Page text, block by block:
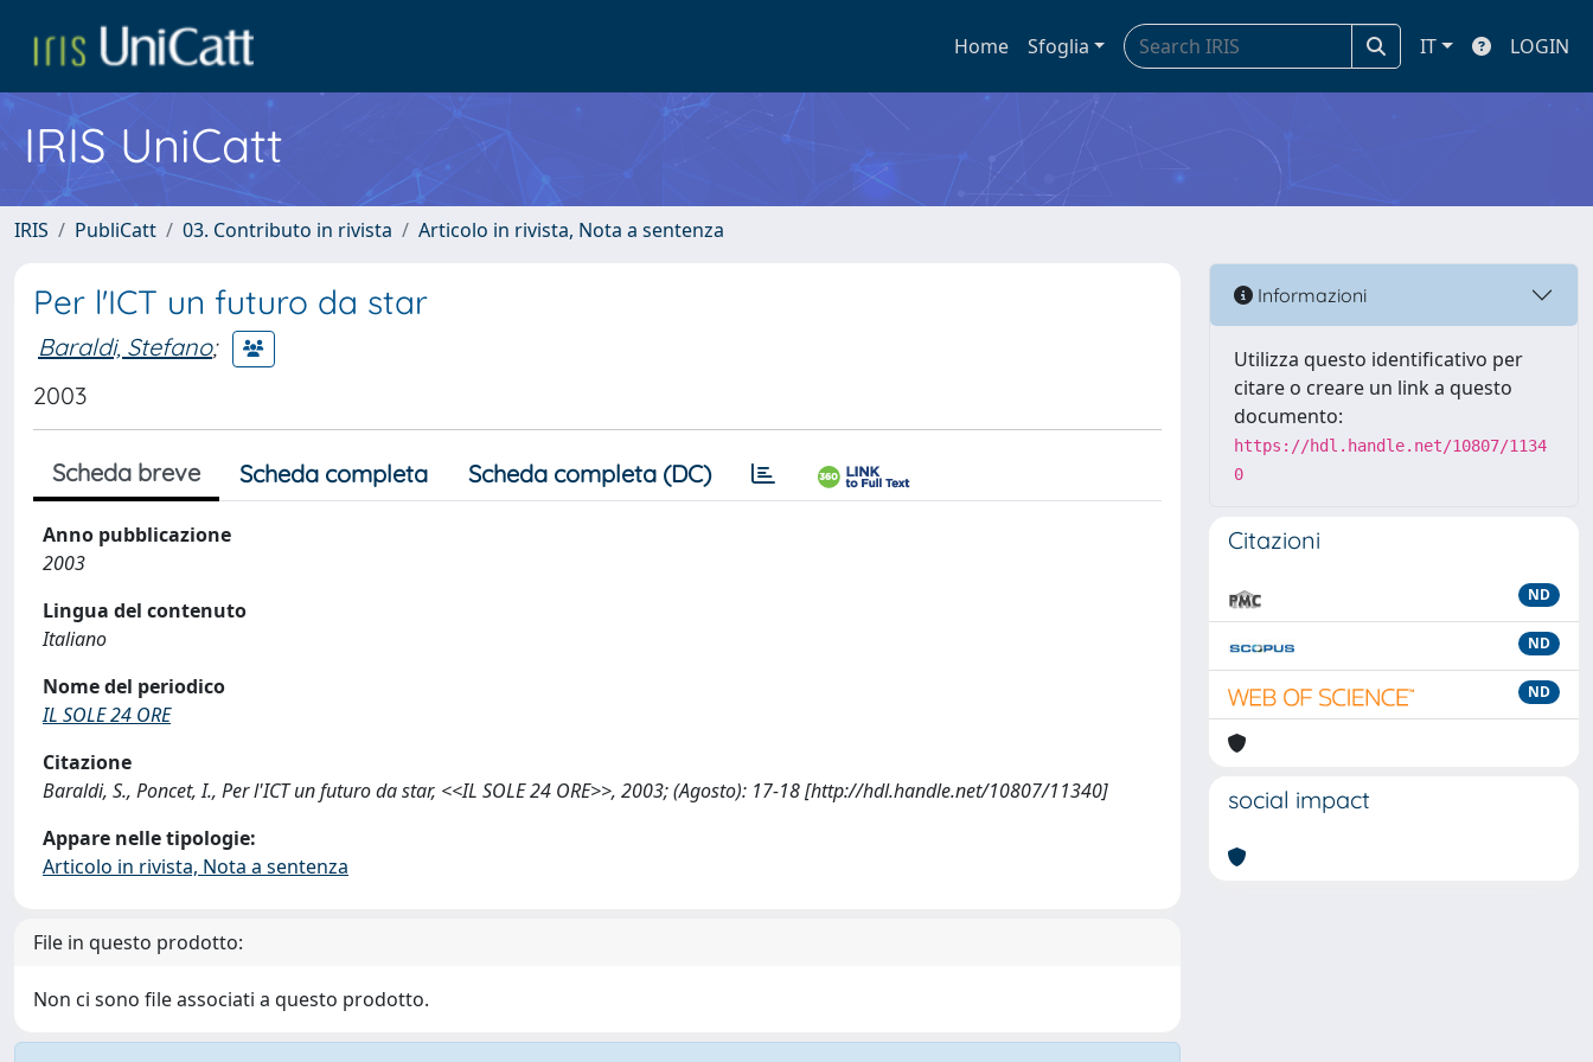
Home Sfoglia IT LOGIN
IRIS UniCatt
IRIS PubliCatt 03. Contributo in rivista Articolo in rivista, Nota a sentenza
Per l'ICT un futuro da star
Baraldi, Stefano;
2003
Scheda breve Scheda completa Scheda completa (DC)
Anno pubblicazione
2003
Lingua del contenuto
Italiano
Nome del periodico
IL SOLE 24 ORE
Citazione
Baraldi, S., Poncet, I., Per l'ICT un futuro da star, <<IL SOLE 24 ORE>>, 2003; (Agosto): 17-18 [http://hdl.handle.net/10807/11340]
Appare nelle tipologie:
Articolo in rivista, Nota a sentenza
File in questo prodotto:
Non ci sono file associati a questo prodotto.
Informazioni
Utilizza questo identificativo per
citare o creare un link a questo
documento:
https://hdl.handle.net/10807/1134
0
Citazioni
ND
ND
ND
social impact